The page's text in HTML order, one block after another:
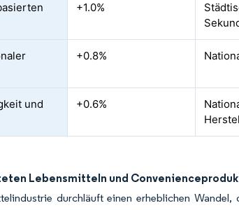
+1.0%
+0.8%
und
+0.6%
Lebensmitteln und
durchläuft einen erheblichen